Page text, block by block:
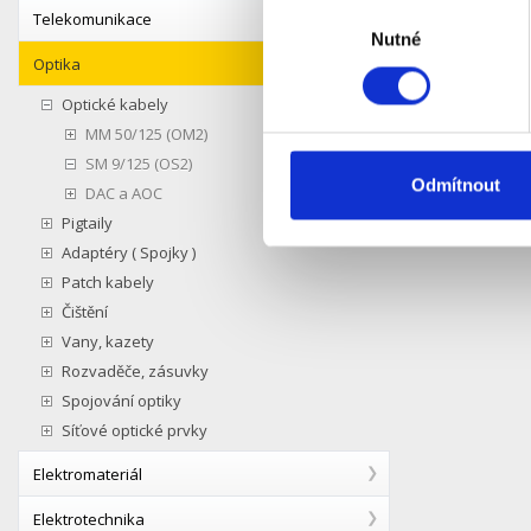
souhlasu
Nutné
Odmítnout
Telekomunikace
Optika
Optické kabely
MM 50/125 (OM2)
SM 9/125 (OS2)
DAC a AOC
Pigtaily
Adaptéry ( Spojky )
Patch kabely
Čištění
Vany, kazety
Rozvaděče, zásuvky
Spojování optiky
Síťové optické prvky
Elektromateriál
Elektrotechnika
- pevný
Velkou